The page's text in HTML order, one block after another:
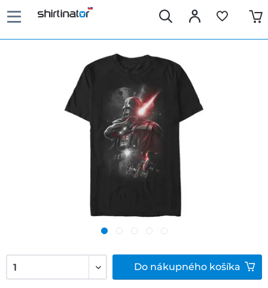
Do nákupného košíka